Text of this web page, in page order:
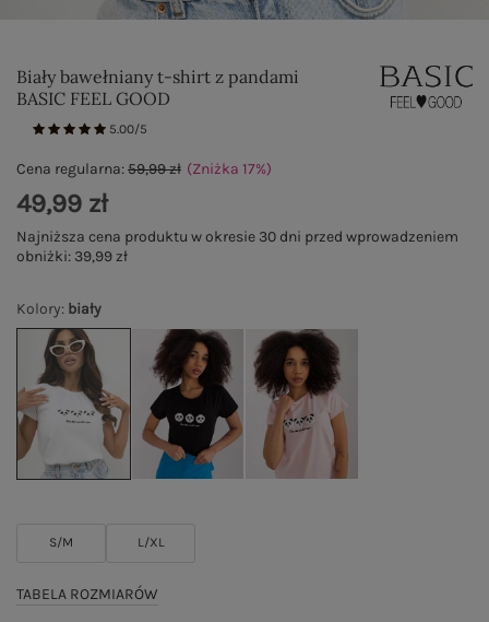
Biały bawełniany t-shirt z pandami
BASIC FEEL GOOD
5.00/5
Kolory: biały
S/M L/XL
TABELA ROZMIARÓW
Cena regularna:59,99 zł (Zniżka 17%)
49,99 zł
Najniższa cena produktu w okresie 30 dni przed wprowadzeniem
obniżki: 39,99 zł